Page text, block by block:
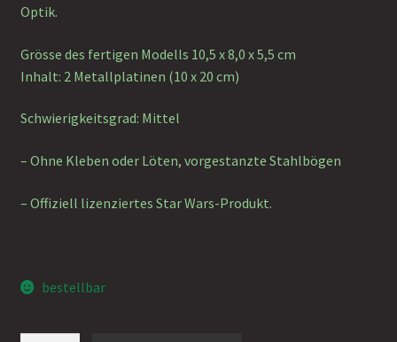
Optik.
Grösse des fertigen Modells 10,5 x 8,0 x 5,5 cm
Inhalt: 2 Metallplatinen (10 x 20 cm)
Schwierigkeitsgrad: Mittel
– Ohne Kleben oder Löten, vorgestanzte Stahlbögen
– Offiziell lizenziertes Star Wars-Produkt.
bestellbar